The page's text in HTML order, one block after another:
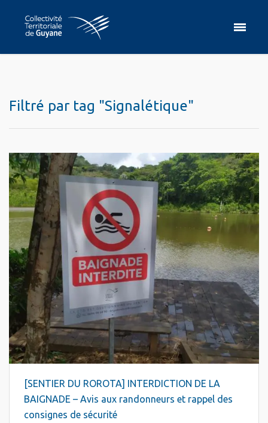
Filtré par tag "Signalétique"
[SENTIER DU ROROTA] INTERDICTION DE LA
BAIGNADE – Avis aux randonneurs et rappel des
consignes de sécurité